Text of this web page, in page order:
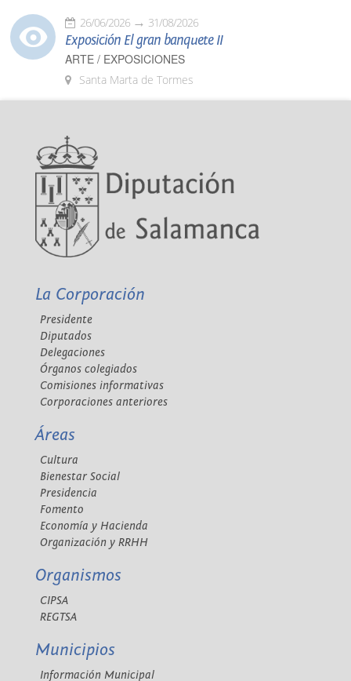
26/06/2026 31/08/2026
Exposición El gran banquete II
ARTE / EXPOSICIONES
Santa Marta de Tormes
La Corporación
Presidente
Diputados
Delegaciones
Órganos colegiados
Comisiones informativas
Corporaciones anteriores
Áreas
Cultura
Bienestar Social
Presidencia
Fomento
Economía y Hacienda
Organización y RRHH
Organismos
CIPSA
REGTSA
Municipios
Información Municipal